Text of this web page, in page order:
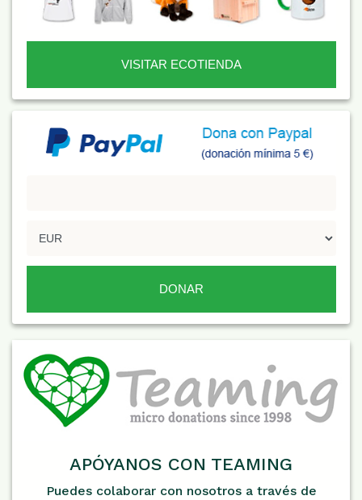
VISITAR ECOTIENDA
APÓYANOS CON TEAMING
Puedes colaborar con nosotros a través de